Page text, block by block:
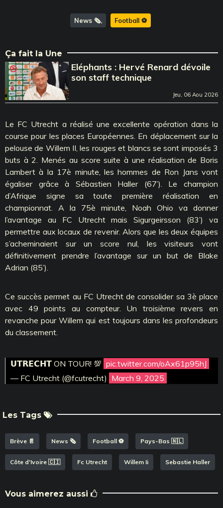
News 🗞️ Football ⚽️
Ça fait la Une
Eléphants : Hervé Renard dévoile
son staff technique
Jeu, 06 Aou 2026
Le FC Utrecht a réalisé une excellente opération dans la
course pour les places Européennes. En déplacement sur la
pelouse de Willem II, les rouges et blancs se sont imposés 3
buts à 2. Menés au score suite à une réalisation de Boris
Lambert à la 17è minute, les hommes de Ron Jans vont
égaliser grâce à Sébastien Haller (67’). Le champion
d’Afrique signe sa toute première réalisation en
championnat. A la 75è minute, Noah Ohio va donner
l’avantage au FC Utrecht mais Sigurgeirsson (83’) va
permettre aux locaux de revenir. Alors que les deux équipes
s’acheminaient sur un score nul, les visiteurs vont
définitivement prendre l’avantage sur un but de Blake
Adrian (85’).
Ce succès permet au FC Utrecht de consolider sa 3è place
avec 49 points au compteur. Un troisième revers en
revanche pour Willem qui est toujours dans les profondeurs
du classement.
𝗨𝗧𝗥𝗘𝗖𝗛𝗧 ON TOUR! 💯 pic.twitter.com/oAx61p95hJ
— FC Utrecht (@fcutrecht) March 9, 2025
Les Tags
Brève 📄 News 🗞️ Football ⚽️ Pays-Bas 🇳🇱
Côte d'Ivoire 🇨🇮 Fc Utrecht Willem Ii Sebastie Haller
Vous aimerez aussi